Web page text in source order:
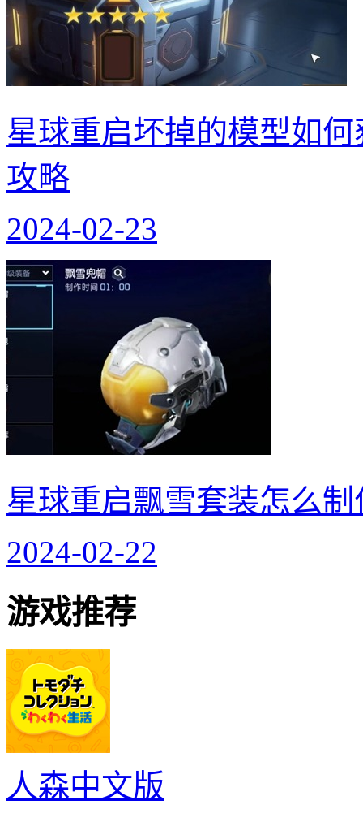
星球重启坏掉的模型如
攻略
2024-02-23
星球重启飘雪套装怎么
2024-02-22
游戏推荐
人森中文版